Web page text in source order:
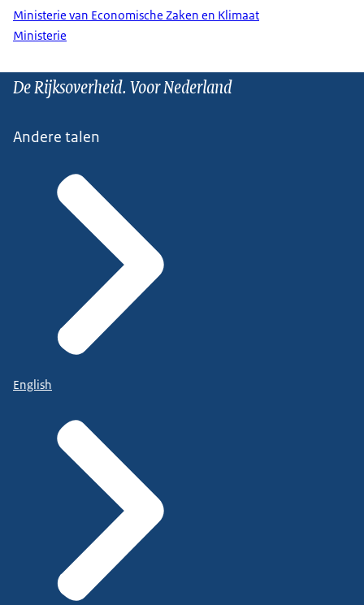
Ministerie van Economische Zaken en Klimaat
Ministerie
De Rijksoverheid. Voor Nederland
Andere talen
English